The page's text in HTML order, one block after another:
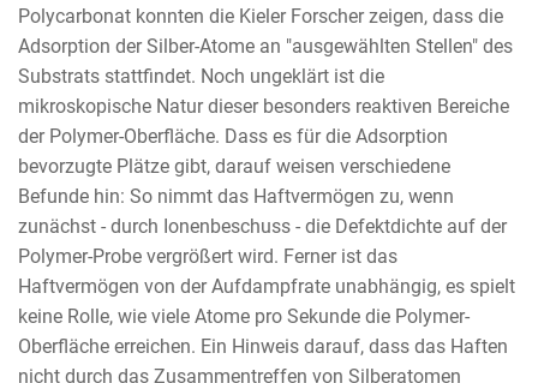
Polycarbonat konnten die Kieler Forscher zeigen, dass die
Adsorption der Silber-Atome an "ausgewählten Stellen" des
Substrats stattfindet. Noch ungeklärt ist die
mikroskopische Natur dieser besonders reaktiven Bereiche
der Polymer-Oberfläche. Dass es für die Adsorption
bevorzugte Plätze gibt, darauf weisen verschiedene
Befunde hin: So nimmt das Haftvermögen zu, wenn
zunächst - durch Ionenbeschuss - die Defektdichte auf der
Polymer-Probe vergrößert wird. Ferner ist das
Haftvermögen von der Aufdampfrate unabhängig, es spielt
keine Rolle, wie viele Atome pro Sekunde die Polymer-
Oberfläche erreichen. Ein Hinweis darauf, dass das Haften
nicht durch das Zusammentreffen von Silberatomen